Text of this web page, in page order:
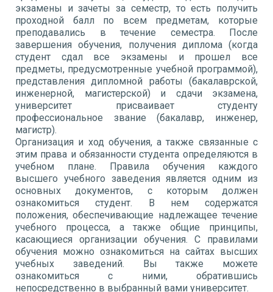
экзамены и зачеты за семестр, то есть получить
проходной балл по всем предметам, которые
преподавались в течение семестра. После
завершения обучения, получения диплома (когда
студент сдал все экзамены и прошел все
предметы, предусмотренные учебной программой),
представления дипломной работы (бакалаврской,
инженерной, магистерской) и сдачи экзамена,
университет присваивает студенту
профессиональное звание (бакалавр, инженер,
магистр).
Организация и ход обучения, а также связанные с
этим права и обязанности студента определяются в
учебном плане. Правила обучения каждого
высшего учебного заведения является одним из
основных документов, с которым должен
ознакомиться студент. В нем содержатся
положения, обеспечивающие надлежащее течение
учебного процесса, а также общие принципы,
касающиеся организации обучения. С правилами
обучения можно ознакомиться на сайтах высших
учебных заведений. Вы также можете
ознакомиться с ними, обратившись
непосредственно в выбранный вами университет.